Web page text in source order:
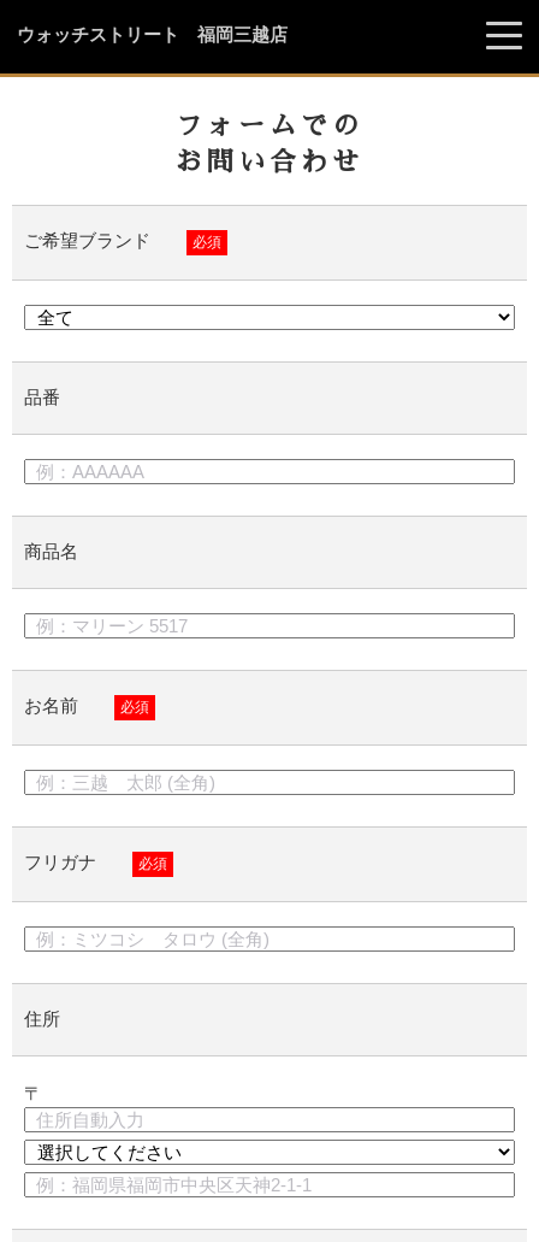
ウォッチストリート 福岡三越店
フォームでの
お問い合わせ
ご希望ブランド 必須
品番
商品名
お名前 必須
フリガナ 必須
住所
〒